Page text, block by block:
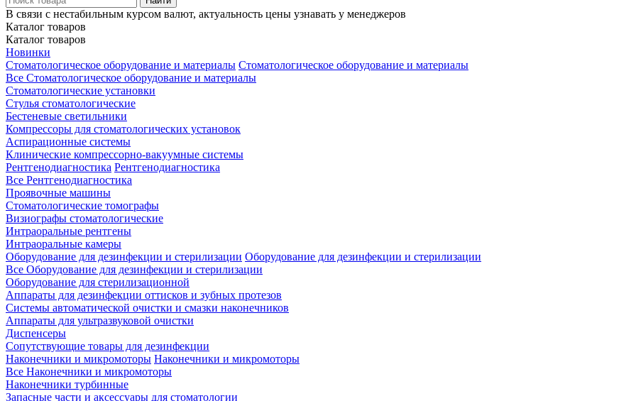
В связи с нестабильным курсом валют, актуальность цены узнавать у менеджеров
Каталог товаров
Каталог товаров
Новинки
Стоматологическое оборудование и материалы Стоматологическое оборудование и материалы
Все Стоматологическое оборудование и материалы
Стоматологические установки
Стулья стоматологические
Бестеневые светильники
Компрессоры для стоматологических установок
Аспирационные системы
Клинические компрессорно-вакуумные системы
Рентгенодиагностика Рентгенодиагностика
Все Рентгенодиагностика
Проявочные машины
Стоматологические томографы
Визиографы стоматологические
Интраоральные рентгены
Интраоральные камеры
Оборудование для дезинфекции и стерилизации Оборудование для дезинфекции и стерилизации
Все Оборудование для дезинфекции и стерилизации
Оборудование для стерилизационной
Аппараты для дезинфекции оттисков и зубных протезов
Системы автоматической очистки и смазки наконечников
Аппараты для ультразвуковой очистки
Диспенсеры
Сопутствующие товары для дезинфекции
Наконечники и микромоторы Наконечники и микромоторы
Все Наконечники и микромоторы
Наконечники турбинные
Запасные части и аксессуары для стоматологии